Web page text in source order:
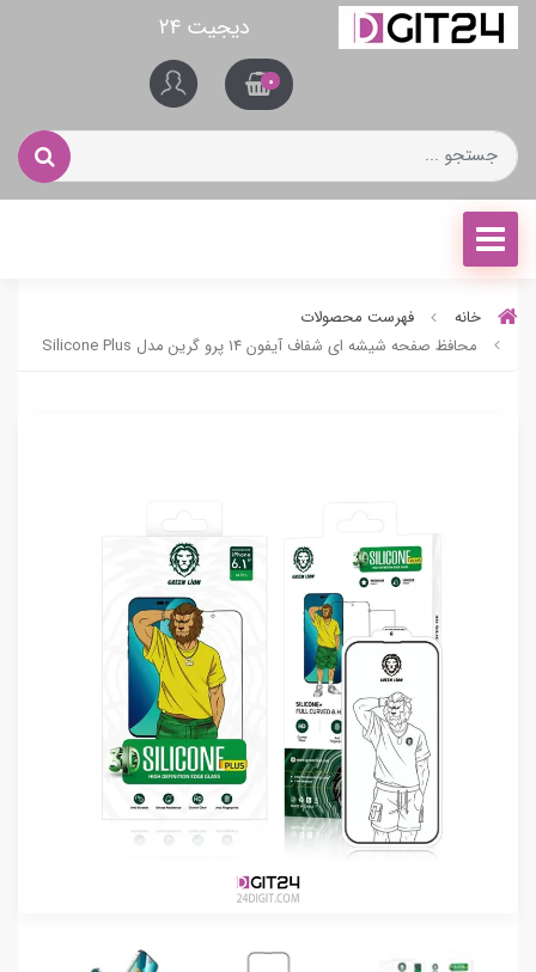
دیجیت ۲۴
0
خانه
فهرست محصولات
محافظ صفحه شیشه ای شفاف آیفون ۱۴ پرو گرین مدل Silicone Plus